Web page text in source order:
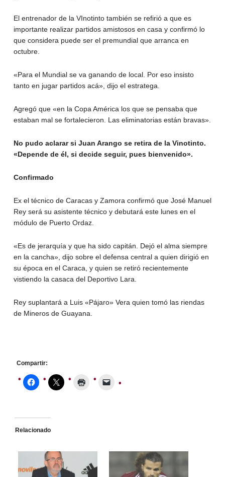
El entrenador de la VInotinto también se refirió a que es
importante realizar partidos amistosos en casa y confirmó lo
que considera puede ser el premundial que arranca en
octubre.
«Para el Mundial se va ganando de local. Por eso insisto
tanto en jugar partidos acá», dijo el estratega.
Agregó que «en la Copa América los que se pensaba que
estaban mal se fortalecieron. Las eliminatorias están bravas».
No pudo aclarar si Juan Arango se retira de la Vinotinto.
«Depende de él, si decide seguir, pues bienvenido».
Confirmado
Ex el técnico de Caracas y Zamora confirmó que José Manuel
Rey será su asistente técnico y debutará este lunes en el
módulo de Puerto Ordaz.
«Es de jerarquía y que ha sido capitán. Dejó el alma siempre
en la cancha», dijo sobre el defensa central a quien dirigió en
su época en el Caraca, y quien se retiró recientemente
vistiendo la casaca del Deportivo Lara.
Rey suplantará a Luis «Pájaro» Vera quien tomó las riendas
de Mineros de Guayana.
Compartir:
Relacionado